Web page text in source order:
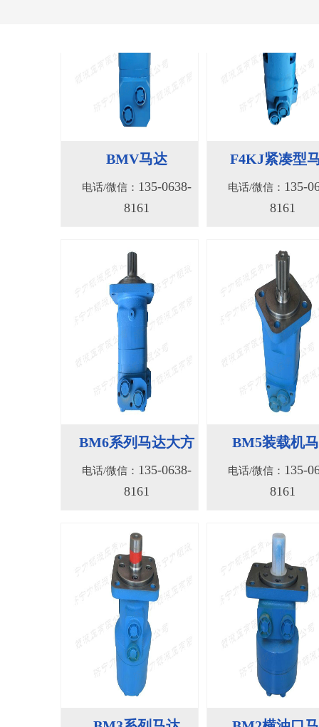
BMV马达
电话/微信：135-0638-
8161
F4KJ紧凑型
电话/微信：135-
8161
BM6系列马达大方
电话/微信：135-0638-
8161
BM5装载机
电话/微信：135-
8161
BM3系列马达 BM2横油口